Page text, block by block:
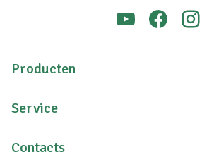
Producten
Service
Contacts